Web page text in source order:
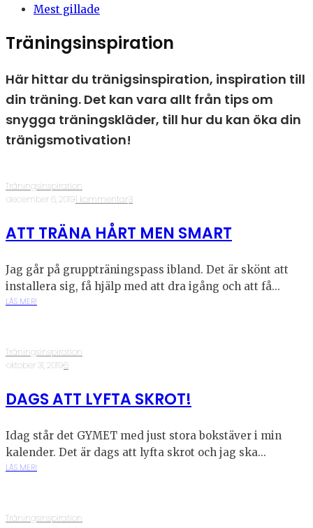
Mest gillade
Träningsinspiration
Här hittar du tränigsinspiration, inspiration till
din träning. Det kan vara allt från tips om
snygga träningskläder, till hur du kan öka din
tränigsmotivation!
Träningsinspiration
·december 6, 2019·1 kommentar·3
ATT TRÄNA HÅRT MEN SMART
Jag går på gruppträningspass ibland. Det är skönt att
installera sig, få hjälp med att dra igång och att få...
LÄS MER!
Träningsinspiration
·oktober 31, 2019·6
DAGS ATT LYFTA SKROT!
Idag står det GYMET med just stora bokstäver i min
kalender. Det är dags att lyfta skrot och jag ska...
LÄS MER!
Träningsinspiration